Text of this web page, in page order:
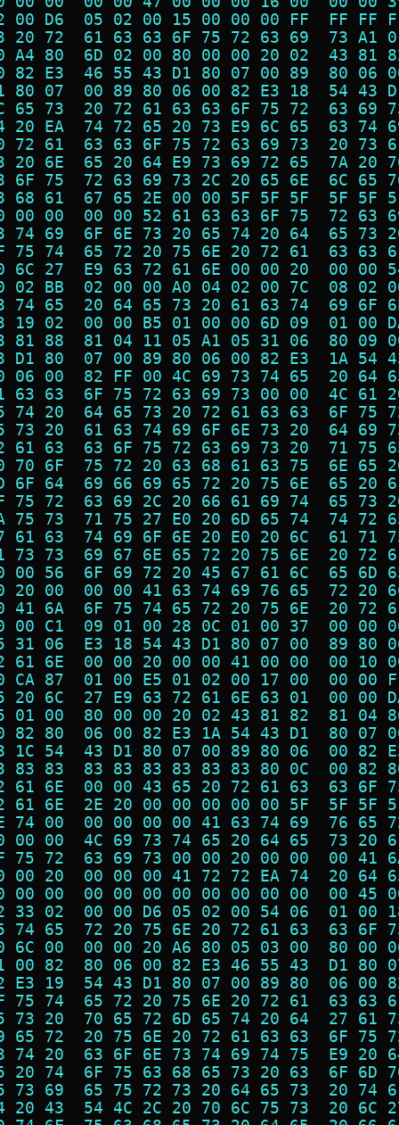
00 D6  05 02 00 15 00 00 00 FF  FF
20 72  61 63 63 6F 75 72 63 69  73
A4 80  6D 02 00 80 00 00 20 02  43
82 E3  46 55 43 D1 80 07 00 89  80
80 07  00 89 80 06 00 82 E3 18  54
65 73  20 72 61 63 63 6F 75 72  63
20 EA  74 72 65 20 73 E9 6C 65  63
72 61  63 63 6F 75 72 63 69 73  20
20 6E  65 20 64 E9 73 69 72 65  7A
6F 75  72 63 69 73 2C 20 65 6E  6C
68 61  67 65 2E 00 00 5F 5F 5F  5F
00 00  00 00 52 61 63 63 6F 75  72
74 69  6F 6E 73 20 65 74 20 64  65
75 74  65 72 20 75 6E 20 72 61  63
6C 27  E9 63 72 61 6E 00 00 20  00
02 BB  02 00 00 A0 04 02 00 7C  08
74 65  20 64 65 73 20 61 63 74  69
19 02  00 00 B5 01 00 00 6D 09  01
81 88  81 04 11 05 A1 05 31 06  80
D1 80  07 00 89 80 06 00 82 E3  1A
06 00  82 FF 00 4C 69 73 74 65  20
63 63  6F 75 72 63 69 73 00 00  4C
74 20  64 65 73 20 72 61 63 63  6F
73 20  61 63 74 69 6F 6E 73 20  64
61 63  63 6F 75 72 63 69 73 20  71
70 6F  75 72 20 63 68 61 63 75  6E
6F 64  69 66 69 65 72 20 75 6E  65
75 72  63 69 2C 20 66 61 69 74  65
75 73  71 75 27 E0 20 6D 65 74  74
61 63  74 69 6F 6E 20 E0 20 6C  61
73 73  69 67 6E 65 72 20 75 6E  20
00 56  6F 69 72 20 45 67 61 6C  65
20 00  00 00 41 63 74 69 76 65  72
41 6A  6F 75 74 65 72 20 75 6E  20
00 C1  09 01 00 28 0C 01 00 37  00
31 06  E3 18 54 43 D1 80 07 00  89
61 6E  00 00 20 00 00 41 00 00  00
CA 87  01 00 E5 01 02 00 17 00  00
20 6C  27 E9 63 72 61 6E 63 01  00
01 00  80 00 00 20 02 43 81 82  81
82 80  06 00 82 E3 1A 54 43 D1  80
1C 54  43 D1 80 07 00 89 80 06  00
83 83  83 83 83 83 83 83 80 0C  00
61 6E  00 00 43 65 20 72 61 63  63
61 6E  2E 20 00 00 00 00 00 5F  5F
74 00  00 00 00 00 41 63 74 69  76
00 00  4C 69 73 74 65 20 64 65  73
75 72  63 69 73 00 00 20 00 00  00
00 20  00 00 00 41 72 72 EA 74  20
00 00  00 00 00 00 00 00 00 00  00
33 02  00 00 D6 05 02 00 54 06  01
74 65  72 20 75 6E 20 72 61 63  63
6C 00  00 00 20 A6 80 05 03 00  80
00 82  80 06 00 82 E3 46 55 43  D1
E3 19  54 43 D1 80 07 00 89 80  06
75 74  65 72 20 75 6E 20 72 61  63
73 20  70 65 72 6D 65 74 20 64  27
65 72  20 75 6E 20 72 61 63 63  6F
74 20  63 6F 6E 73 74 69 74 75  E9
20 74  6F 75 63 68 65 73 20 63  6F
73 69  65 75 72 73 20 64 65 73  20
20 43  54 4C 2C 20 70 6C 75 73  20